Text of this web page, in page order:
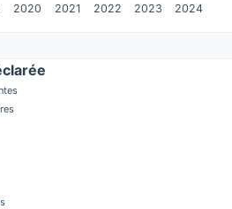
2020 2021 2022 2023 2024